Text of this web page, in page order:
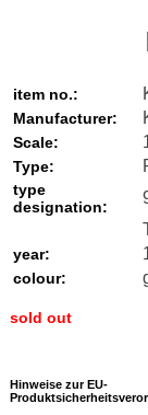
item no.:
Manufacturer:
Scale:
Type:
type
designation:
year:
colour:
sold out
Hinweise zur EU-